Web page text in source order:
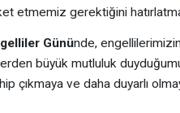
etmemiz gerektiğini
Gününde,
büyük mutluluk
çıkmaya ve daha duyarlı